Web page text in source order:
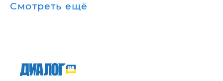
Смотреть ещё